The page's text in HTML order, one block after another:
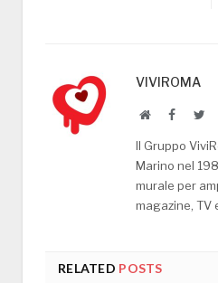
VIVIROMA
WebsiteFacebook
Il Gruppo
Marino nel
murale per
magazine, TV
RELATED POSTS